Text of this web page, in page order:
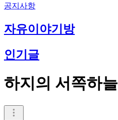
공지사항
자유이야기방
인기글
하지의 서쪽하늘